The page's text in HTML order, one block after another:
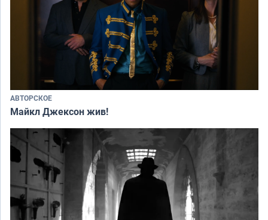
АВТОРСКОЕ
Майкл Джексон жив!